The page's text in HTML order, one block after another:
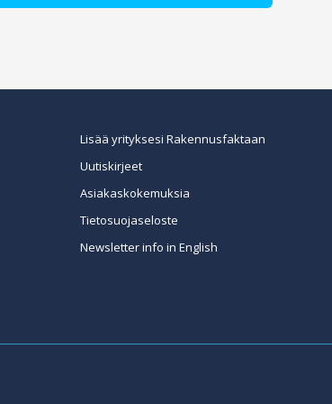
Lisää yrityksesi Rakennusfaktaan
Uutiskirjeet
Asiakaskokemuksia
Tietosuojaseloste
Newsletter info in English